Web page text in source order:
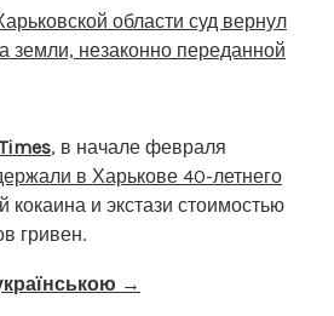
области суд вернул
земли, незаконно переданной
, в начале февраля
в Харькове 40-летнего
кокаина и экстази стоимостью
гривен.
→